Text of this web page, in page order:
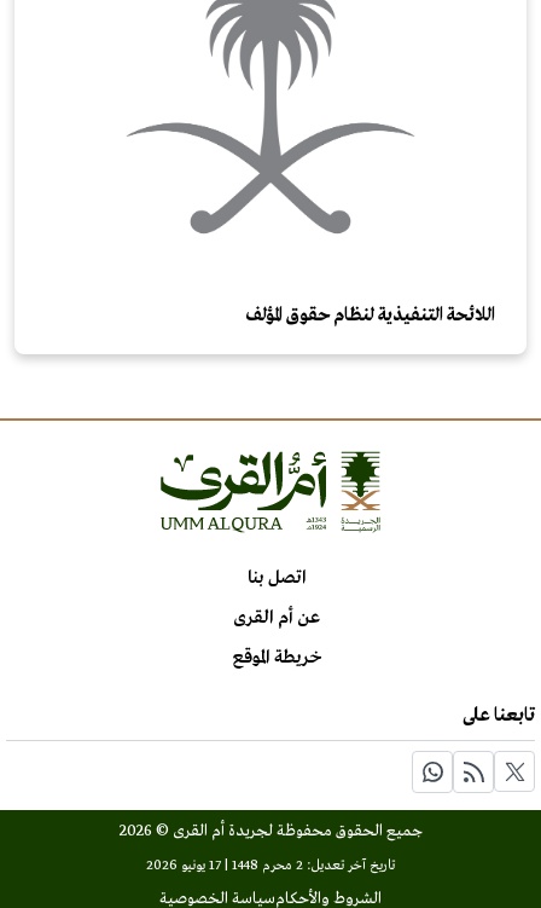
اللائحة التنفيذية لنظام حقوق المؤلف
اتصل بنا
عن أم القرى
خريطة الموقع
تابعنا على
جميع الحقوق محفوظة لجريدة أم القرى © 2026
تاريخ آخر تعديل: 2 محرم 1448 | 17 يونيو 2026
الشروط والأحكامسياسة الخصوصية